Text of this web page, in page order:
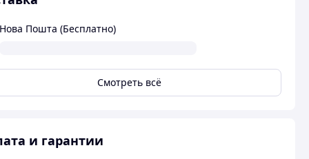
Пошта (Бесплатно)
Смотреть всё
и гарантии